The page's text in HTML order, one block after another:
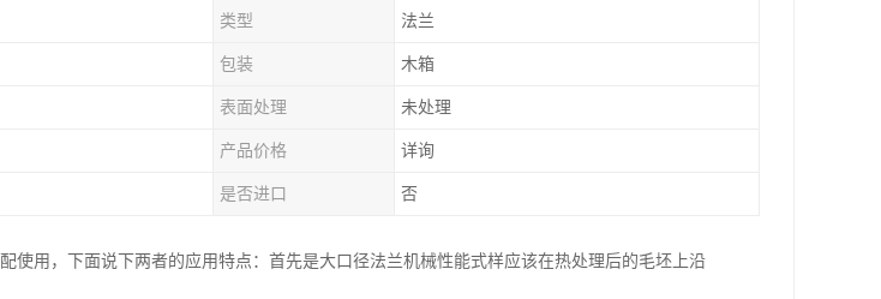
类型 法兰
包装 木箱
表面处理 未处理
产品价格 详询
是否进口 否
使用，下面说下两者的应用特点：首先是大口径法兰机械性能式样应该在热处理后的毛坯上沿